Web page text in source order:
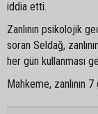
iddia etti.
Zanlının psikolojik
soran Seldağ,
her gün kullanması
Mahkeme, zanlının